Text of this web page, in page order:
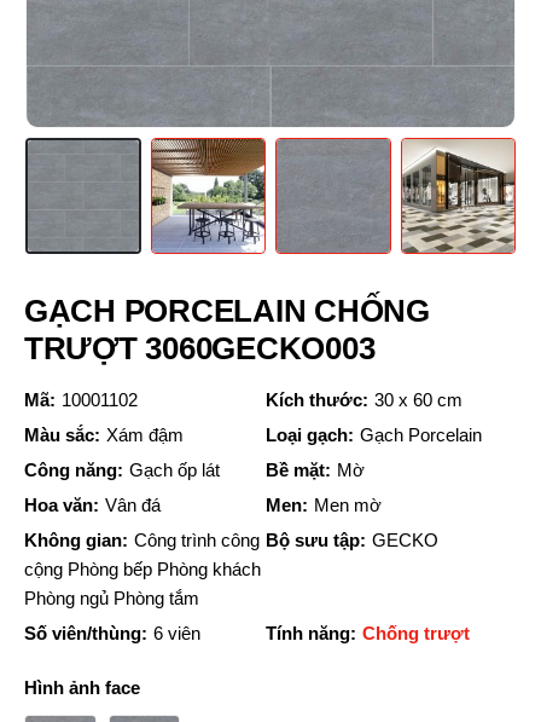
GẠCH PORCELAIN CHỐNG
TRƯỢT 3060GECKO003
Mã: 10001102 Kích thước: 30 x 60 cm
Màu sắc: Xám đậm Loại gạch: Gạch Porcelain
Công năng: Gạch ốp lát Bề mặt: Mờ
Hoa văn: Vân đá Men: Men mờ
Không gian: Công trình công
cộng Phòng bếp Phòng khách
Phòng ngủ Phòng tắm
Bộ sưu tập: GECKO
Số viên/thùng: 6 viên Tính năng: Chống trượt
Hình ảnh face